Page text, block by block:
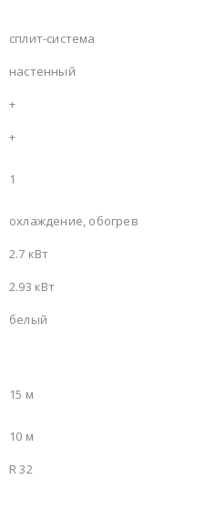
сплит-система
настенный
+
+
1
охлаждение, обогрев
2.7 кВт
2.93 кВт
белый
15 м
10 м
R 32